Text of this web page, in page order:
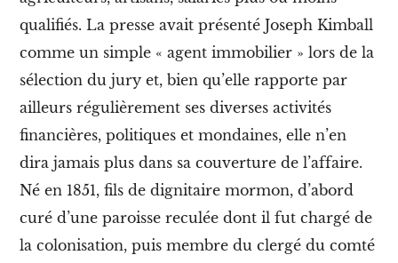
qualifiés. La presse avait présenté Joseph Kimball
comme un simple « agent immobilier » lors de la
sélection du juryet, bien qu’elle rapporte par
ailleurs régulièrement ses diverses activités
financières, politiques et mondaines, elle n’en
dira jamais plus dans sa couverture de l’affaire.
Né en 1851, fils de dignitaire mormon, d’abord
curé d’une paroisse reculée dont il fut chargé de
la colonisation, puis membre du clergé du comté
t
r
l
e
s
«
p
i
o
e
s